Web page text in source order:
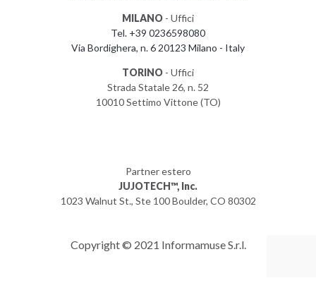
MILANO - Uffici
Tel. +39 0236598080
Via Bordighera, n. 6 20123 Milano - Italy
TORINO - Uffici
Strada Statale 26, n. 52
10010 Settimo Vittone (TO)
Partner estero
JUJOTECH™, Inc.
1023 Walnut St., Ste 100 Boulder, CO 80302
Copyright © 2021 Informamuse S.r.l.